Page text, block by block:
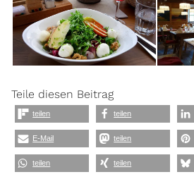
Teile diesen Beitrag
teilen teilen
E-Mail teilen
teilen teilen